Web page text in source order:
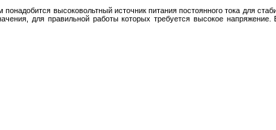
высоковольтный источник питания постоянного тока для
для правильной работы которых требуется высокое напряжение.